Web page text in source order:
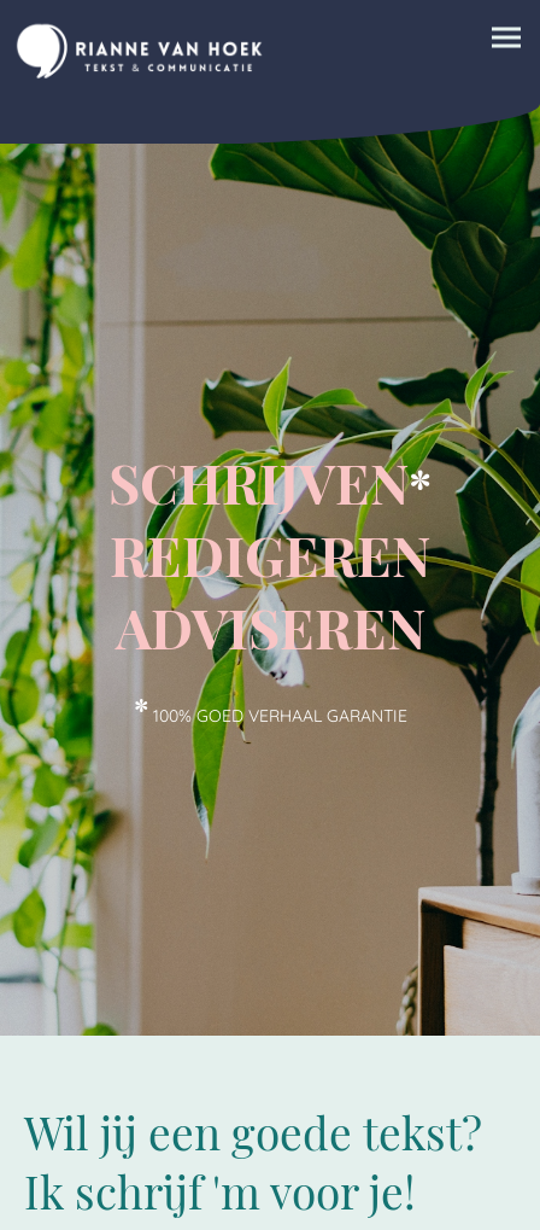
SCHRIJVEN*
REDIGEREN
ADVISEREN
* 100% GOED VERHAAL GARANTIE
Wil jij een goede tekst?
Ik schrijf 'm voor je!